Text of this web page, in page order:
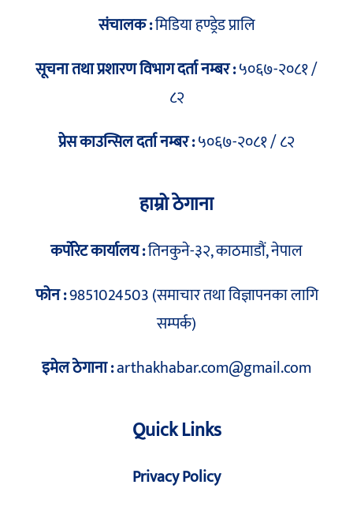
संचालक :मिडिया हण्ड्रेड प्रालि
सूचना तथा प्रशारण विभाग दर्ता नम्बर :५०६७-२०८१ /
८२
प्रेस काउन्सिल दर्ता नम्बर :५०६७-२०८१ / ८२
हाम्रो ठेगाना
कर्पोरेट कार्यालय :तिनकुने-३२, काठमाडौं, नेपाल
फोन :9851024503 (समाचार तथा विज्ञापनका लागि
सम्पर्क)
इमेल ठेगाना :arthakhabar.com@gmail.com
Quick Links
Privacy Policy